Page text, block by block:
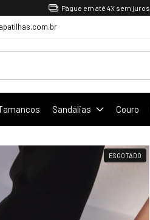
Pague em até 4X sem juros
Sandálias Couro
ESGOTADO